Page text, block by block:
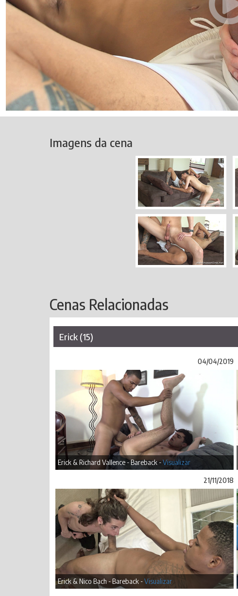
Imagens da cena
Cenas Relacionadas
Erick (15)
04/04/2019
Erick & Richard Vallence - Bareback -Visualizar
21/11/2018
Erick & Nico Bach - Bareback -Visualizar